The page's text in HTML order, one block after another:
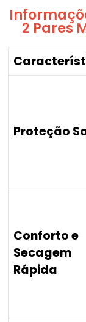
2 Pares
Proteção
Conforto e
Secagem
Rápida